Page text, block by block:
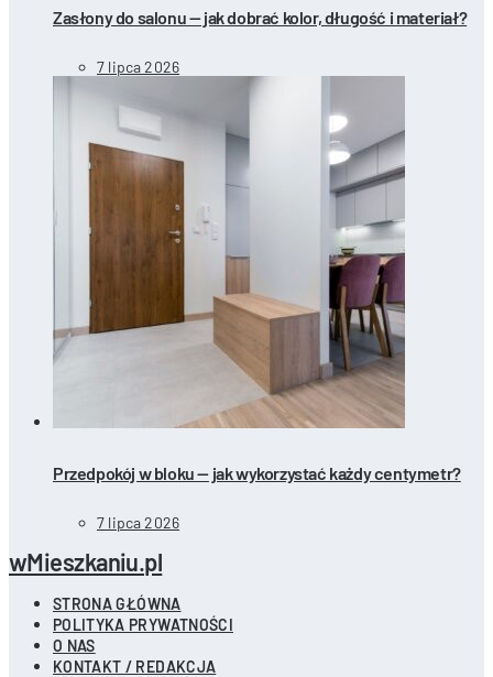
Zasłony do salonu — jak dobrać kolor, długość i materiał?
7 lipca 2026
Przedpokój w bloku — jak wykorzystać każdy centymetr?
7 lipca 2026
wMieszkaniu.pl
STRONA GŁÓWNA
POLITYKA PRYWATNOŚCI
O NAS
KONTAKT / REDAKCJA